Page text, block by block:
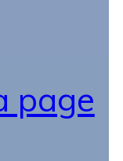
page